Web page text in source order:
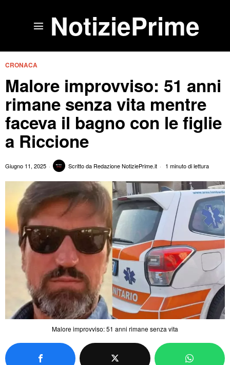
NotiziePrime
CRONACA
Malore improvviso: 51 anni
rimane senza vita mentre
faceva il bagno con le figlie
a Riccione
Giugno 11, 2025 Scritto da Redazione NotiziePrime.it 1 minuto di lettura
Malore improvviso: 51 anni rimane senza vita